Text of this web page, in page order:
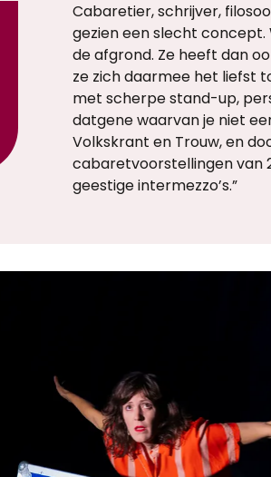
Cabaretier, schrijver,
gezien een slecht
de afgrond. Ze heeft dan
ze zich daarmee het liefst
met scherpe stand-up,
datgene waarvan je niet
Volkskrant en Trouw, en
cabaretvoorstellingen van
geestige intermezzo’s.”